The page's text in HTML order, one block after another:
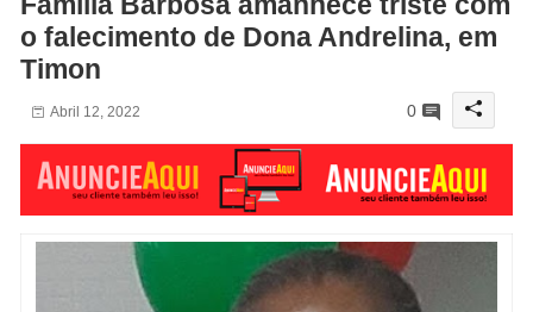
o falecimento de Dona Andrelina, em
Timon
Abril 12, 2022 0